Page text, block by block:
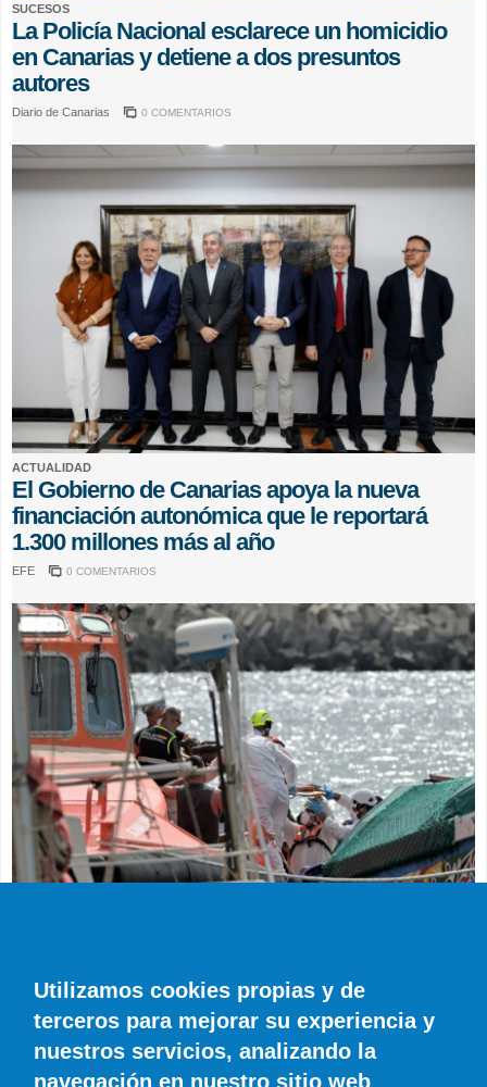
SUCESOS
La Policía Nacional esclarece un homicidio
en Canarias y detiene a dos presuntos
autores
Diario de Canarias 0 COMENTARIOS
ACTUALIDAD
El Gobierno de Canarias apoya la nueva
financiación autonómica que le reportará
1.300 millones más al año
EFE 0 COMENTARIOS
Hierro
EFE 0 COMENTARIOS
Utilizamos cookies propias y de
terceros para mejorar su experiencia y
nuestros servicios, analizando la
navegación en nuestro sitio web